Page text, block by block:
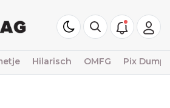
Hilarisch OMFG Pix Dump